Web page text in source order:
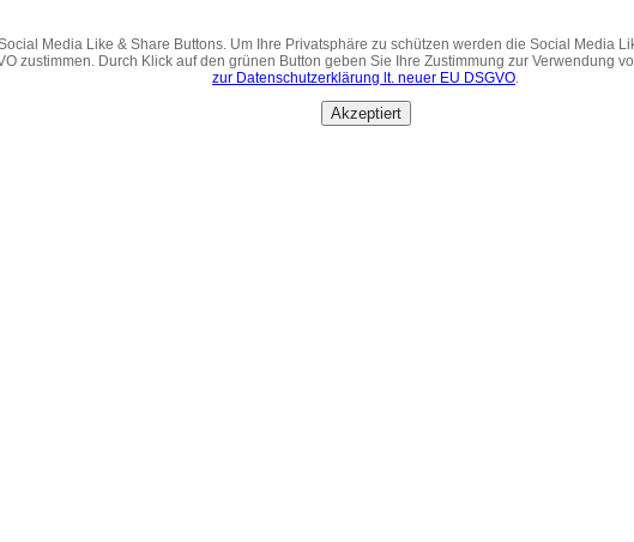
Media Like & Share Buttons. Um Ihre Privatsphäre zu schützen werden die Social Media
zustimmen. Durch Klick auf den grünen Button geben Sie Ihre Zustimmung zur Verwendung
zur Datenschutzerklärung lt. neuer EU DSGVO.
Akzeptiert